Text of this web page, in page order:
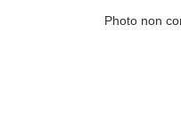
Photo non